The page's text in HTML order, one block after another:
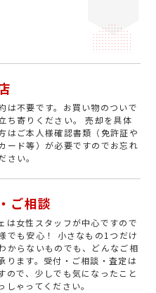
は不要です。お買い物のついで
ち寄りください。 売却を具体
はご本人様確認書類（免許証や
ード等）が必要ですのでお忘れ
さい。
ご相談
は女性スタッフが中心ですので
でも安心！ 小さなもの1つだけ
からないものでも、どんなご相
ります。受付・ご相談・査定は
ので、少しでも気になったこと
しゃってください。